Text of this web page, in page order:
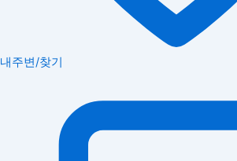
내주변/찾기